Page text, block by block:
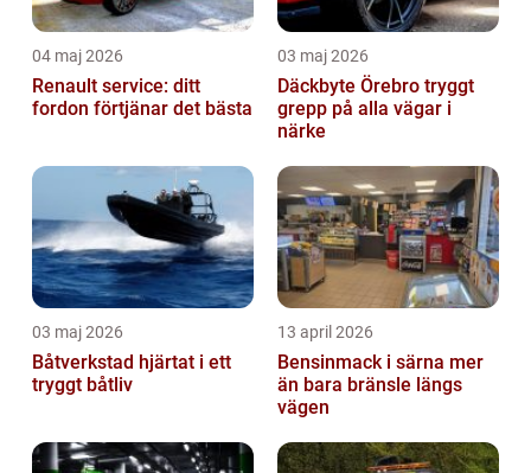
04 maj 2026
Renault service: ditt
fordon förtjänar det bästa
03 maj 2026
Däckbyte Örebro tryggt
grepp på alla vägar i
närke
03 maj 2026
Båtverkstad hjärtat i ett
tryggt båtliv
13 april 2026
Bensinmack i särna mer
än bara bränsle längs
vägen